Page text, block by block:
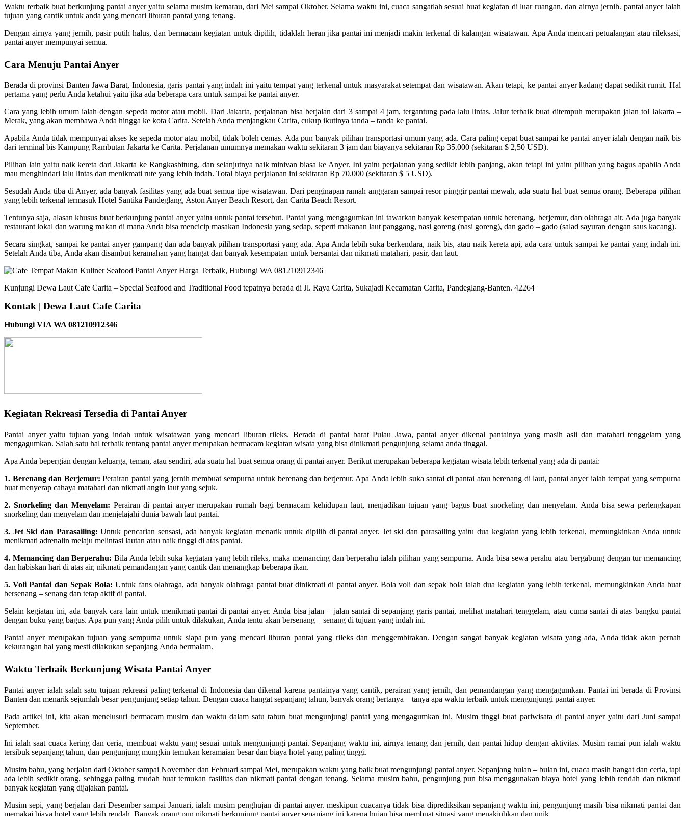
Waktu terbaik buat berkunjung pantai anyer yaitu selama musim kemarau, dari Mei sampai Oktober. Selama waktu ini, cuaca sangatlah sesuai buat kegiatan di luar ruangan, dan airnya jernih. pantai anyer ialah
tujuan yang cantik untuk anda yang mencari liburan pantai yang tenang.
Dengan airnya yang jernih, pasir putih halus, dan bermacam kegiatan untuk dipilih, tidaklah heran jika pantai ini menjadi makin terkenal di kalangan wisatawan. Apa Anda mencari petualangan atau rileksasi,
pantai anyer mempunyai semua.
Cara Menuju Pantai Anyer
Berada di provinsi Banten Jawa Barat, Indonesia, garis pantai yang indah ini yaitu tempat yang terkenal untuk masyarakat setempat dan wisatawan. Akan tetapi, ke pantai anyer kadang dapat sedikit rumit. Hal
pertama yang perlu Anda ketahui yaitu jika ada beberapa cara untuk sampai ke pantai anyer.
Cara yang lebih umum ialah dengan sepeda motor atau mobil. Dari Jakarta, perjalanan bisa berjalan dari 3 sampai 4 jam, tergantung pada lalu lintas. Jalur terbaik buat ditempuh merupakan jalan tol Jakarta –
Merak, yang akan membawa Anda hingga ke kota Carita. Setelah Anda menjangkau Carita, cukup ikutinya tanda – tanda ke pantai.
Apabila Anda tidak mempunyai akses ke sepeda motor atau mobil, tidak boleh cemas. Ada pun banyak pilihan transportasi umum yang ada. Cara paling cepat buat sampai ke pantai anyer ialah dengan naik bis
dari terminal bis Kampung Rambutan Jakarta ke Carita. Perjalanan umumnya memakan waktu sekitaran 3 jam dan biayanya sekitaran Rp 35.000 (sekitaran $ 2,50 USD).
Pilihan lain yaitu naik kereta dari Jakarta ke Rangkasbitung, dan selanjutnya naik minivan biasa ke Anyer. Ini yaitu perjalanan yang sedikit lebih panjang, akan tetapi ini yaitu pilihan yang bagus apabila Anda
mau menghindari lalu lintas dan menikmati rute yang lebih indah. Total biaya perjalanan ini sekitaran Rp 70.000 (sekitaran $ 5 USD).
Sesudah Anda tiba di Anyer, ada banyak fasilitas yang ada buat semua tipe wisatawan. Dari penginapan ramah anggaran sampai resor pinggir pantai mewah, ada suatu hal buat semua orang. Beberapa pilihan
yang lebih terkenal termasuk Hotel Santika Pandeglang, Aston Anyer Beach Resort, dan Carita Beach Resort.
Tentunya saja, alasan khusus buat berkunjung pantai anyer yaitu untuk pantai tersebut. Pantai yang mengagumkan ini tawarkan banyak kesempatan untuk berenang, berjemur, dan olahraga air. Ada juga banyak
restaurant lokal dan warung makan di mana Anda bisa mencicip masakan Indonesia yang sedap, seperti makanan laut panggang, nasi goreng (nasi goreng), dan gado – gado (salad sayuran dengan saus kacang).
Secara singkat, sampai ke pantai anyer gampang dan ada banyak pilihan transportasi yang ada. Apa Anda lebih suka berkendara, naik bis, atau naik kereta api, ada cara untuk sampai ke pantai yang indah ini.
Setelah Anda tiba, Anda akan disambut keramahan yang hangat dan banyak kesempatan untuk bersantai dan nikmati matahari, pasir, dan laut.
Kunjungi Dewa Laut Cafe Carita – Special Seafood and Traditional Food tepatnya berada di Jl. Raya Carita, Sukajadi Kecamatan Carita, Pandeglang-Banten. 42264
Kontak | Dewa Laut Cafe Carita
Hubungi VIA WA 081210912346
Kegiatan Rekreasi Tersedia di Pantai Anyer
Pantai anyer yaitu tujuan yang indah untuk wisatawan yang mencari liburan rileks. Berada di pantai barat Pulau Jawa, pantai anyer dikenal pantainya yang masih asli dan matahari tenggelam yang
mengagumkan. Salah satu hal terbaik tentang pantai anyer merupakan bermacam kegiatan wisata yang bisa dinikmati pengunjung selama anda tinggal.
Apa Anda bepergian dengan keluarga, teman, atau sendiri, ada suatu hal buat semua orang di pantai anyer. Berikut merupakan beberapa kegiatan wisata lebih terkenal yang ada di pantai:
1. Berenang dan Berjemur: Perairan pantai yang jernih membuat sempurna untuk berenang dan berjemur. Apa Anda lebih suka santai di pantai atau berenang di laut, pantai anyer ialah tempat yang sempurna
buat menyerap cahaya matahari dan nikmati angin laut yang sejuk.
2. Snorkeling dan Menyelam: Perairan di pantai anyer merupakan rumah bagi bermacam kehidupan laut, menjadikan tujuan yang bagus buat snorkeling dan menyelam. Anda bisa sewa perlengkapan
snorkeling dan menyelam dan menjelajahi dunia bawah laut pantai.
3. Jet Ski dan Parasailing: Untuk pencarian sensasi, ada banyak kegiatan menarik untuk dipilih di pantai anyer. Jet ski dan parasailing yaitu dua kegiatan yang lebih terkenal, memungkinkan Anda untuk
menikmati adrenalin melaju melintasi lautan atau naik tinggi di atas pantai.
4. Memancing dan Berperahu: Bila Anda lebih suka kegiatan yang lebih rileks, maka memancing dan berperahu ialah pilihan yang sempurna. Anda bisa sewa perahu atau bergabung dengan tur memancing
dan habiskan hari di atas air, nikmati pemandangan yang cantik dan menangkap beberapa ikan.
5. Voli Pantai dan Sepak Bola: Untuk fans olahraga, ada banyak olahraga pantai buat dinikmati di pantai anyer. Bola voli dan sepak bola ialah dua kegiatan yang lebih terkenal, memungkinkan Anda buat
bersenang – senang dan tetap aktif di pantai.
Selain kegiatan ini, ada banyak cara lain untuk menikmati pantai di pantai anyer. Anda bisa jalan – jalan santai di sepanjang garis pantai, melihat matahari tenggelam, atau cuma santai di atas bangku pantai
dengan buku yang bagus. Apa pun yang Anda pilih untuk dilakukan, Anda tentu akan bersenang – senang di tujuan yang indah ini.
Pantai anyer merupakan tujuan yang sempurna untuk siapa pun yang mencari liburan pantai yang rileks dan menggembirakan. Dengan sangat banyak kegiatan wisata yang ada, Anda tidak akan pernah
kekurangan hal yang mesti dilakukan sepanjang Anda bermalam.
Waktu Terbaik Berkunjung Wisata Pantai Anyer
Pantai anyer ialah salah satu tujuan rekreasi paling terkenal di Indonesia dan dikenal karena pantainya yang cantik, perairan yang jernih, dan pemandangan yang mengagumkan. Pantai ini berada di Provinsi
Banten dan menarik sejumlah besar pengunjung setiap tahun. Dengan cuaca hangat sepanjang tahun, banyak orang bertanya – tanya apa waktu terbaik untuk mengunjungi pantai anyer.
Pada artikel ini, kita akan menelusuri bermacam musim dan waktu dalam satu tahun buat mengunjungi pantai yang mengagumkan ini. Musim tinggi buat pariwisata di pantai anyer yaitu dari Juni sampai
September.
Ini ialah saat cuaca kering dan ceria, membuat waktu yang sesuai untuk mengunjungi pantai. Sepanjang waktu ini, airnya tenang dan jernih, dan pantai hidup dengan aktivitas. Musim ramai pun ialah waktu
tersibuk sepanjang tahun, dan pengunjung mungkin temukan keramaian besar dan biaya hotel yang paling tinggi.
Musim bahu, yang berjalan dari Oktober sampai November dan Februari sampai Mei, merupakan waktu yang baik buat mengunjungi pantai anyer. Sepanjang bulan – bulan ini, cuaca masih hangat dan ceria, tapi
ada lebih sedikit orang, sehingga paling mudah buat temukan fasilitas dan nikmati pantai dengan tenang. Selama musim bahu, pengunjung pun bisa menggunakan biaya hotel yang lebih rendah dan nikmati
banyak kegiatan yang dijajakan pantai.
Musim sepi, yang berjalan dari Desember sampai Januari, ialah musim penghujan di pantai anyer. meskipun cuacanya tidak bisa diprediksikan sepanjang waktu ini, pengunjung masih bisa nikmati pantai dan
memakai biaya hotel yang lebih rendah. Banyak orang pun nikmati berkunjung pantai anyer sepanjang ini karena hujan bisa membuat situasi yang menakjubkan dan unik.